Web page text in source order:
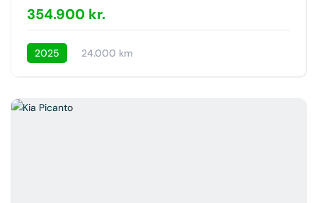
354.900 kr.
2025 24.000 km